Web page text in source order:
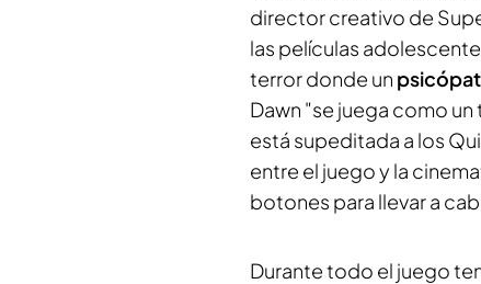
director creativo de
las películas
terror donde un
Dawn "se juega como
está supeditada a los
entre el juego y la
botones para llevar a
Durante todo el juego